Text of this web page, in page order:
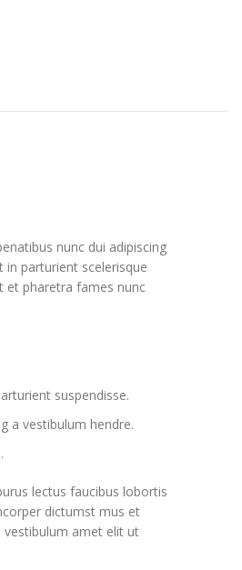
nunc dui adipiscing
in parturient scelerisque
et pharetra fames nunc
suspendisse.
a vestibulum hendre.
lectus faucibus lobortis
dictumst mus et
amet elit ut